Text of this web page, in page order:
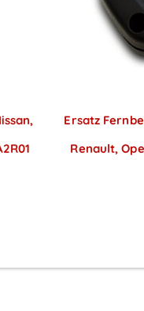
Ersatz
Renault,